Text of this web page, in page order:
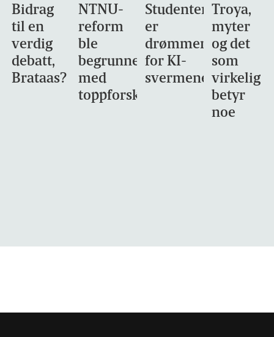
Bidrag
til en
verdig
debatt,
Brataas?
NTNU-
reform
ble
begrunnet
med
toppforskning
Studentene
er
drømmemålet
for KI-
svermene
Troya,
myter
og det
som
virkelig
betyr
noe